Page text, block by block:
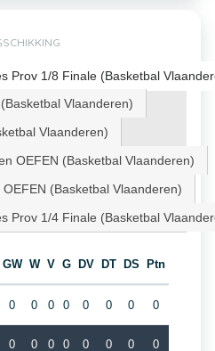
Prov 1/8 Finale (Basketbal
Vlaanderen)
Vlaanderen)
OEFEN (Basketbal Vlaanderen)
(Basketbal Vlaanderen)
Prov 1/4 Finale (Basketbal
GW W V G DV DT DS Ptn
0 0 0 0 0 0 0 0
0 0 0 0 0 0 0 0